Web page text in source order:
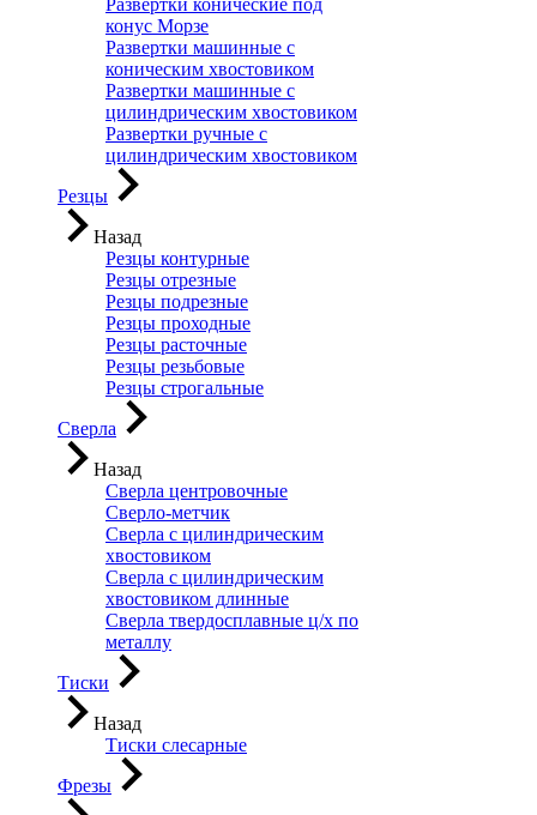
Развертки конические под
конус Морзе
Развертки машинные с
коническим хвостовиком
Развертки машинные с
цилиндрическим хвостовиком
Развертки ручные с
цилиндрическим хвостовиком
Резцы
Назад
Резцы контурные
Резцы отрезные
Резцы подрезные
Резцы проходные
Резцы расточные
Резцы резьбовые
Резцы строгальные
Сверла
Назад
Сверла центровочные
Сверло-метчик
Сверла с цилиндрическим
хвостовиком
Сверла с цилиндрическим
хвостовиком длинные
Сверла твердосплавные ц/х по
металлу
Тиски
Назад
Тиски слесарные
Фрезы